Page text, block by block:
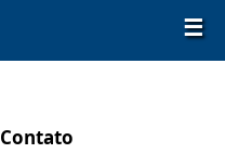
☰
Contato